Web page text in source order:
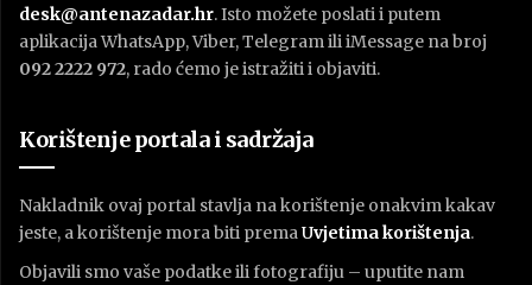
desk@antenazadar.hr. Isto možete poslati i putem
aplikacija WhatsApp, Viber, Telegram ili iMessage na broj
092 2222 972, rado ćemo je istražiti i objaviti.
Korištenje portala i sadržaja
Nakladnik ovaj portal stavlja na korištenje onakvim kakav
jeste, a korištenje mora biti premaUvjetima korištenja.
Objavili smo vaše podatke ili fotografiju – uputite nam